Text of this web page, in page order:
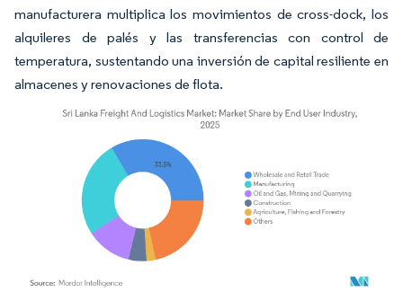
manufacturera multiplica los movimientos de cross-dock, los
alquileres de palés y las transferencias con control de
temperatura, sustentando una inversión de capital resiliente en
almacenes y renovaciones de flota.